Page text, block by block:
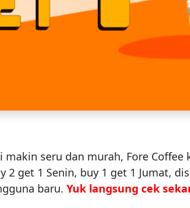
makin seru dan murah, Fore
2 get 1 Senin, buy 1 get 1 Jumat,
baru. Yuk langsung cek